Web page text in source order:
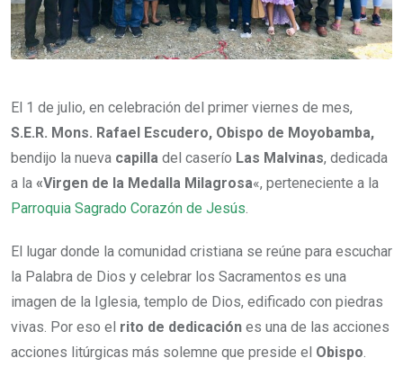
El 1 de julio, en celebración del primer viernes de mes,
S.E.R. Mons. Rafael Escudero, Obispo de Moyobamba,
bendijo la nueva capilla del caserío Las Malvinas, dedicada
a la «Virgen de la Medalla Milagrosa«, perteneciente a la
Parroquia Sagrado Corazón de Jesús.
El lugar donde la comunidad cristiana se reúne para escuchar
la Palabra de Dios y celebrar los Sacramentos es una
imagen de la Iglesia, templo de Dios, edificado con piedras
vivas. Por eso el rito de dedicación es una de las acciones
acciones litúrgicas más solemne que preside el Obispo.